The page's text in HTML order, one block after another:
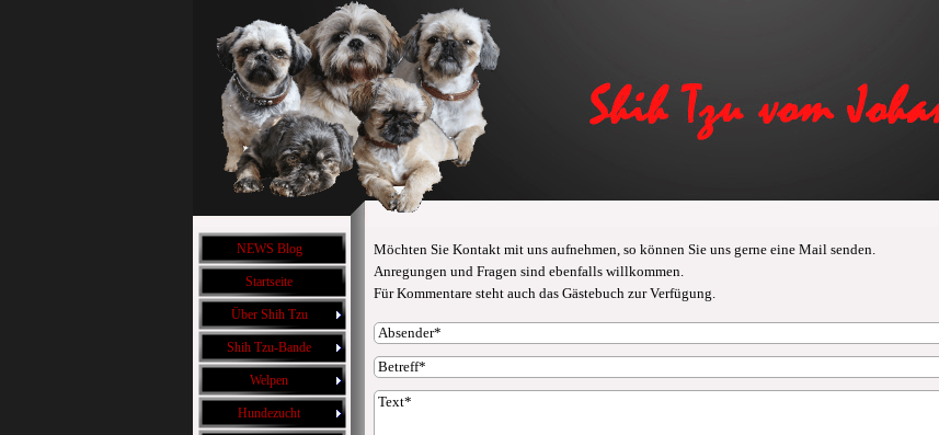
NEWS Blog
Startseite
Über Shih Tzu
Shih Tzu-Bande
Welpen
Hundezucht
Möchten Sie Kontakt mit uns aufnehmen, so können Sie uns gerne eine Mail senden.
Anregungen und Fragen sind ebenfalls willkommen.
Für Kommentare steht auch das Gästebuch zur Verfügung.